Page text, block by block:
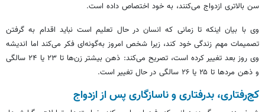
سن بالاتری ازدواج می‌کنند، به خود اختصاص داده است.
وی با بیان اینکه تا زمانی که انسان در حال تعلیم است نباید اقدام به گرفتن
تصمیمات مهم زندگی خود کند، زیرا شخص امروز به‌گونه‌ای فکر می‌کند اما اندیشه
وی روز بعد تغییر کرده است، تصریح می‌کند: ذهن بیشتر زن‌ها تا ۲۳ یا ۲۴ سالگی
و ذهن مردها تا ۲۵ یا ۲۶ سالگی در حال تغییر است.
کج‌رفتاری، بدرفتاری و ناسازگاری پس از ازدواج